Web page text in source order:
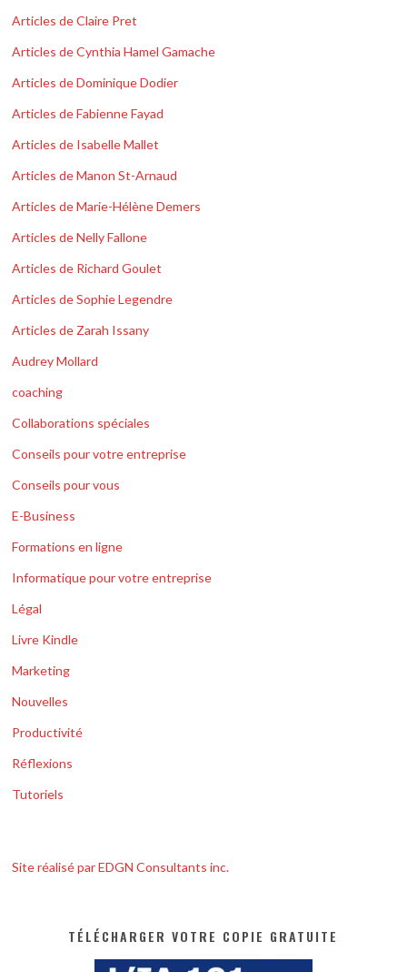
Articles de Claire Pret
Articles de Cynthia Hamel Gamache
Articles de Dominique Dodier
Articles de Fabienne Fayad
Articles de Isabelle Mallet
Articles de Manon St-Arnaud
Articles de Marie-Hélène Demers
Articles de Nelly Fallone
Articles de Richard Goulet
Articles de Sophie Legendre
Articles de Zarah Issany
Audrey Mollard
coaching
Collaborations spéciales
Conseils pour votre entreprise
Conseils pour vous
E-Business
Formations en ligne
Informatique pour votre entreprise
Légal
Livre Kindle
Marketing
Nouvelles
Productivité
Réflexions
Tutoriels
Site réalisé par EDGN Consultants inc.
TÉLÉCHARGER VOTRE COPIE GRATUITE